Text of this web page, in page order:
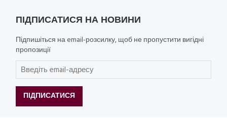
ПІДПИСАТИСЯ НА НОВИНИ
Підпишіться на email-розсилку, щоб не пропустити вигідні
пропозиції
ПІДПИСАТИСЯ